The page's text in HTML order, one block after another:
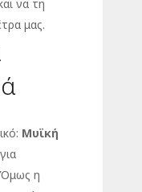
να τη
μας.
Μυϊκή
Όμως η